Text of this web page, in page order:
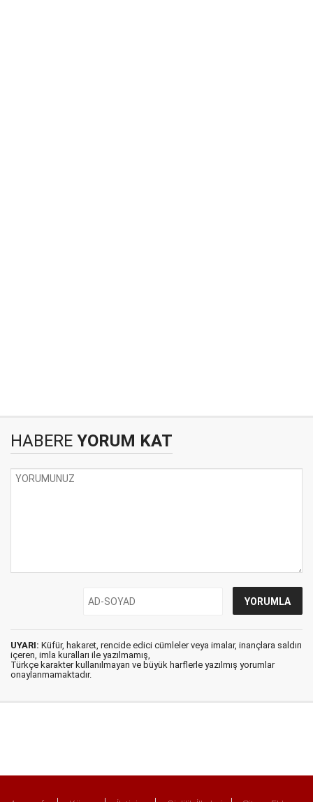
HABERE YORUM KAT
UYARI: Küfür, hakaret, rencide edici cümleler veya imalar, inançlara saldırı
içeren, imla kuralları ile yazılmamış,
Türkçe karakter kullanılmayan ve büyük harflerle yazılmış yorumlar
onaylanmamaktadır.